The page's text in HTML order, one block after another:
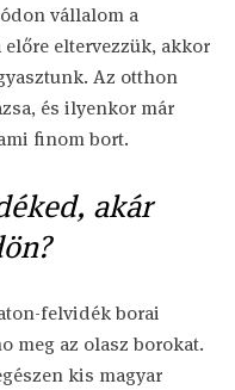
vállalom a
eltervezzük, akkor
Az otthon
és ilyenkor már
finom bort.
akár
felvidék borai
meg az olasz borokat.
kis magyar